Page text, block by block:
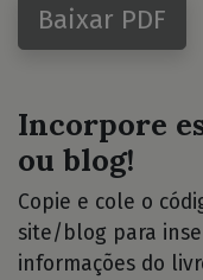
Baixar PDF
Incorpore
ou blog!
Copie e cole o
site/blog para
informações do